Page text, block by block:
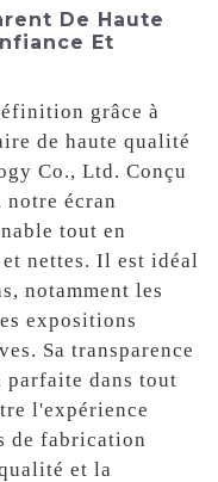
De Haute
Et
grâce à
de haute qualité
Co., Ltd. Conçu
écran
tout en
nettes. Il est idéal
notamment les
expositions
Sa transparence
parfaite dans tout
l'expérience
de fabrication
et la